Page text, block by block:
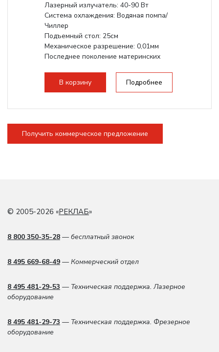
Лазерный излучатель: 40-90 Вт
Система охлаждения: Водяная помпа/
Чиллер
Подъемный стол: 25см
Механическое разрешение: 0,01мм
Последнее поколение материнских
В корзину Подробнее
Получить коммерческое предложение
© 2005-2026 «РЕКЛАБ»
8 800 350-35-28 — бесплатный звонок
8 495 669-68-49 — Коммерческий отдел
8 495 481-29-53 — Техническая поддержка. Лазерное
оборудование
8 495 481-29-73 — Техническая поддержка. Фрезерное
оборудование